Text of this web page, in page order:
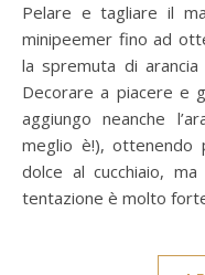
Pelare e tagliare il
minipeemer fino ad
la spremuta di
Decorare a piacere e
aggiungo neanche
meglio è!), ottenendo
dolce al cucchiaio,
tentazione è molto